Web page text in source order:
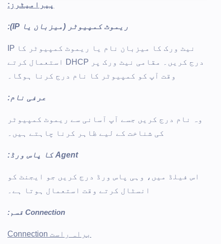
پیرامیٹرز:
ریموٹ کمپیوٹر (میزبان یا IP):
نیٹ ورک کا میزبان نام یا ریموٹ کمپیوٹر کا IP
درج کریں۔ مقامی نیٹ ورک پر DHCP استعمال کرتے
وقت آپ کو کمپیوٹر کا نام درج کرنا ہوگا۔
عرفی نام:
وہ نام درج کریں جسے آپ آسانی سے ریموٹ کمپیوٹر
کی شناخت کے لیے ظاہر کرنا چاہتے ہیں۔
Agent کا پاس ورڈ:
اس فیلڈ میں، وہی پاس ورڈ درج کریں جو ایجنٹ کو
انسٹال کرتے وقت استعمال ہوتا ہے۔
Connection قسم:
براہ راست Connection